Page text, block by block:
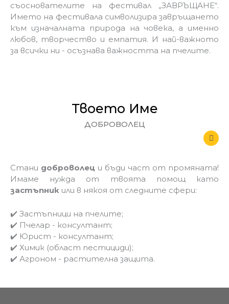
съоснователите на фестивал „ЗАВРЪЩАНЕ“.
Името на фестивала символизира завръщането
към изначалната природа на човека, а именно
любов, творчество и емпатия. И най-важното
за всички ни - осъзнава важността на пчелите.
Твоето Име
ДОБРОВОЛЕЦ
U
s
e
-
c
h
Стани доброволец и бъди част от промяната!
Имаме нужда от твоята помощ като
застъпник или в някоя от следните сфери:
✔️ Застъпници на пчелите;
✔️ Пчелар - консултант;
✔️ Юрист - консултант;
✔️ Химик (област пестициди);
✔️ Агроном - растителна защита.